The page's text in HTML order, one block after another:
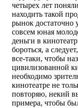
четырех лет
находить такой
рынок достаточно
совсем юная
деньги в
бороться, а
все-таки, чтобы
цивилизованной
необходимо
кинотеатре не
повторяю, некий
примера, чтобы